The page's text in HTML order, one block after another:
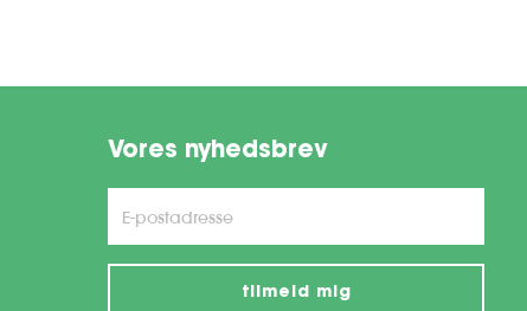
Vores nyhedsbrev
tilmeld mig